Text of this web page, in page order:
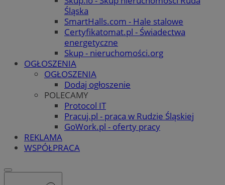
Śląska
SmartHalls.com - Hale stalowe
Certyfikatomat.pl - Świadectwa
energetyczne
Skup - nieruchomości.org
OGŁOSZENIA
OGŁOSZENIA
Dodaj ogłoszenie
POLECAMY
Protocol IT
Pracuj.pl - praca w Rudzie Śląskiej
GoWork.pl - oferty pracy
REKLAMA
WSPÓŁPRACA